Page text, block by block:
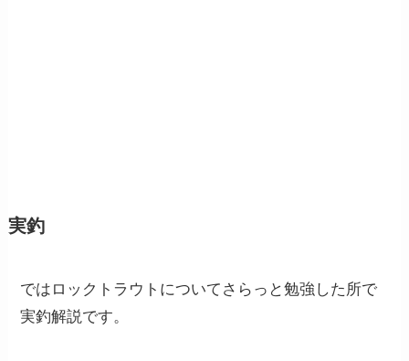
実釣
ではロックトラウトについてさらっと勉強した所で
実釣解説です。